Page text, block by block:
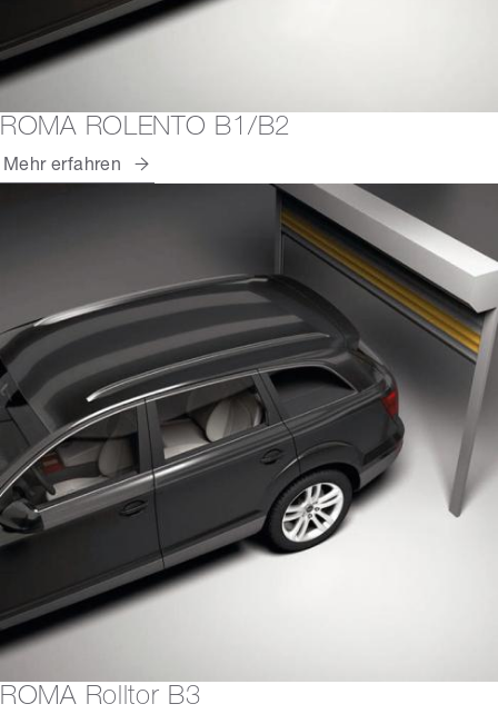
ROMA ROLENTO B1/B2
Mehr erfahren
ROMA Rolltor B3